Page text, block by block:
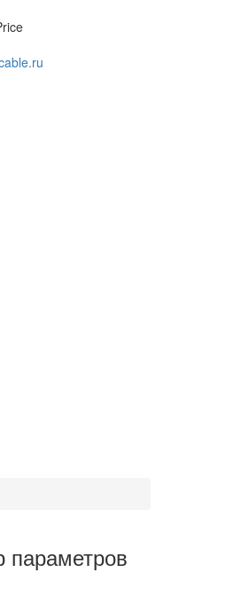
параметров